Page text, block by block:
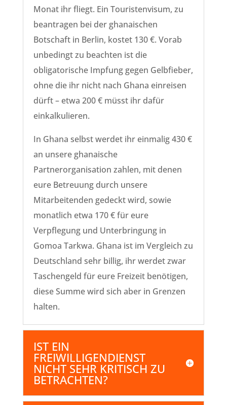
Monat ihr fliegt. Ein Touristenvisum, zu
beantragen bei der ghanaischen
Botschaft in Berlin, kostet 130 €. Vorab
unbedingt zu beachten ist die
obligatorische Impfung gegen Gelbfieber,
ohne die ihr nicht nach Ghana einreisen
dürft – etwa 200 € müsst ihr dafür
einkalkulieren.
In Ghana selbst werdet ihr einmalig 430 €
an unsere ghanaische
Partnerorganisation zahlen, mit denen
eure Betreuung durch unsere
Mitarbeitenden gedeckt wird, sowie
monatlich etwa 170 € für eure
Verpflegung und Unterbringung in
Gomoa Tarkwa. Ghana ist im Vergleich zu
Deutschland sehr billig, ihr werdet zwar
Taschengeld für eure Freizeit benötigen,
diese Summe wird sich aber in Grenzen
halten.
IST EIN
FREIWILLIGENDIENST
NICHT SEHR KRITISCH ZU
BETRACHTEN?